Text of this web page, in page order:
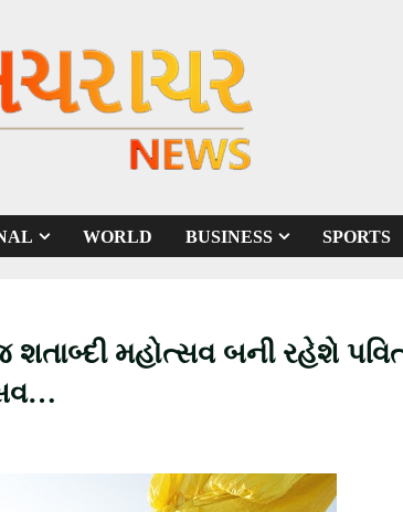
WORLD BUSINESS SPORTS
શતાબ્દી મહોત્સવ બની રહેશે